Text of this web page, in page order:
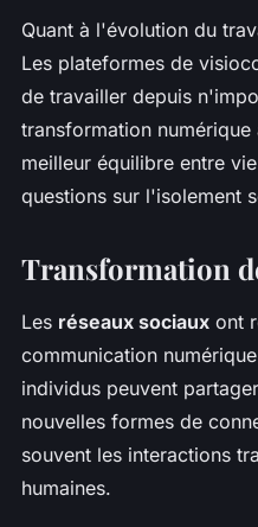
Quant à l'évolution du
Les plateformes de
de travailler depuis
transformation
meilleur équilibre entre
questions sur l'isolement
Transformation
Les réseaux sociaux ont
communication
individus peuvent
nouvelles formes de
souvent les interactions
humaines.